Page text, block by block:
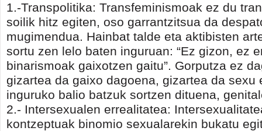
1.-Transpolitika: Transfeminismoak ez du
soilik hitz egiten, oso garrantzitsua da
mugimendua. Hainbat talde eta aktibisten
sortu zen lelo baten inguruan: “Ez gizon, ez
binarismoak gaixotzen gaitu”. Gorputza ez
gizartea da gaixo dagoena, gizartea da sexu
inguruko balio batzuk sortzen dituena,
2.- Intersexualen errealitatea:
kontzeptuak binomio sexualarekin bukatu